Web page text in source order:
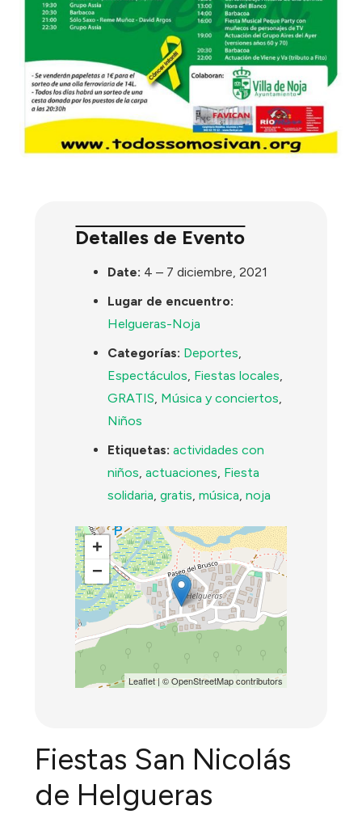
Detalles de Evento
Date: 4 – 7 diciembre, 2021
Lugar de encuentro:
Helgueras-Noja
Categorías: Deportes
Espectáculos Fiestas locales
GRATIS Música y conciertos
Niños
Etiquetas: actividades con
niños ,actuaciones Fiesta
solidaria ,gratis ,música ,noja
+
−
Leaflet| ©OpenStreetMapcontributors
Fiestas San Nicolás
de Helgueras